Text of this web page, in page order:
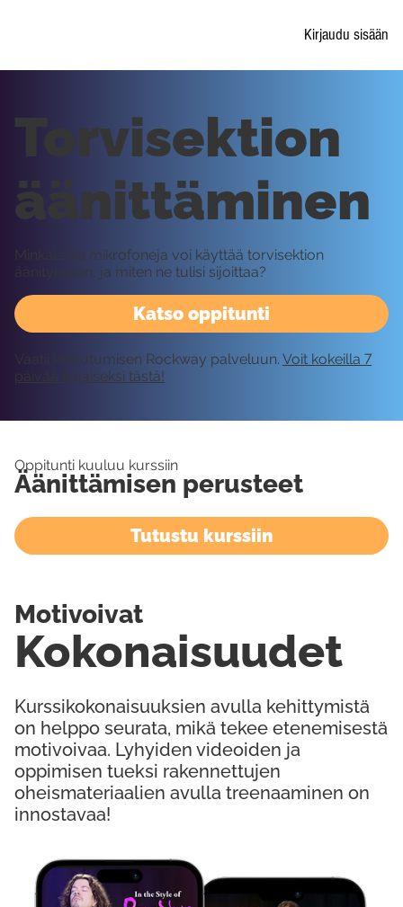
Kirjaudu sisään
Katso oppitunti
Torvisektion
äänittäminen
Minkälaisia mikrofoneja voi käyttää torvisektion
äänitykseen, ja miten ne tulisi sijoittaa?
Vaatii kirjautumisen Rockway palveluun. Voit kokeilla 7
päivää ilmaiseksi tästä!
Oppitunti kuuluu kurssiin
Äänittämisen perusteet
Tutustu kurssiin
Kurssikokonaisuuksien avulla kehittymistä
on helppo seurata, mikä tekee etenemisestä
motivoivaa. Lyhyiden videoiden ja
oppimisen tueksi rakennettujen
oheismateriaalien avulla treenaaminen on
innostavaa!
Kokonaisuudet
Motivoivat